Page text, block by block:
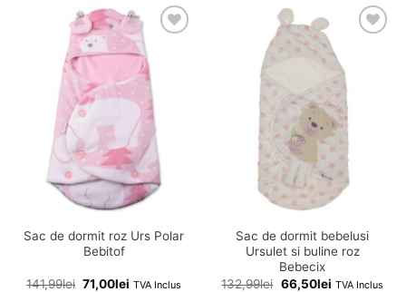
Adauga
wishlist!
Sac de dormit roz Urs Polar
Bebitof
141,99lei 71,00lei TVA Inclus
wishlist!
Sac de dormit bebelusi
Ursulet si buline roz
Bebecix
132,99lei 66,50lei TVA Inclus